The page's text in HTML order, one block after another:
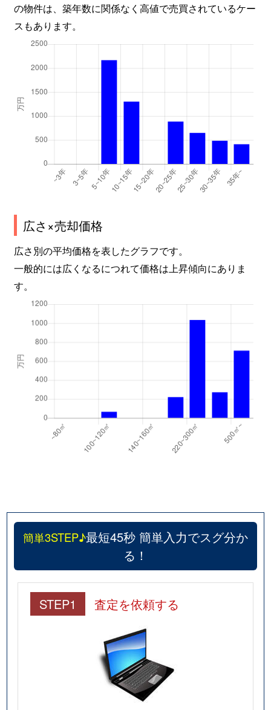
の物件は、築年数に関係なく高値で売買されているケー
スもあります。
広さ×売却価格
広さ別の平均価格を表したグラフです。
一般的には広くなるにつれて価格は上昇傾向にありま
す。
簡単3STEP♪最短45秒 簡単入力でスグ分か
る！
STEP1 査定を依頼する